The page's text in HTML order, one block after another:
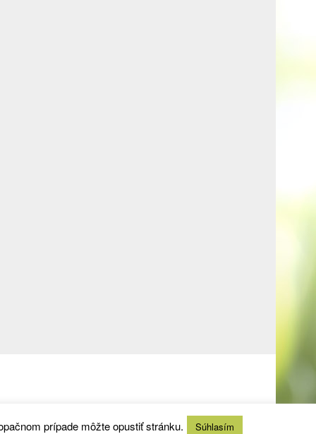
prípade môžte opustiť stránku. Súhlasím